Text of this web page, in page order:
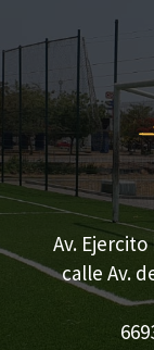
Av.
calle Av.